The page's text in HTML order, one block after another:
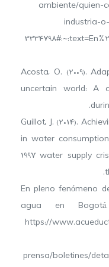
ambiente/quien-
industria-
Acosta, O. (2009).
uncertain world: A
Guillot, J. (2014).
in water
1997 water supply
En pleno fenómeno
agua en
https://
prensa/boletines/